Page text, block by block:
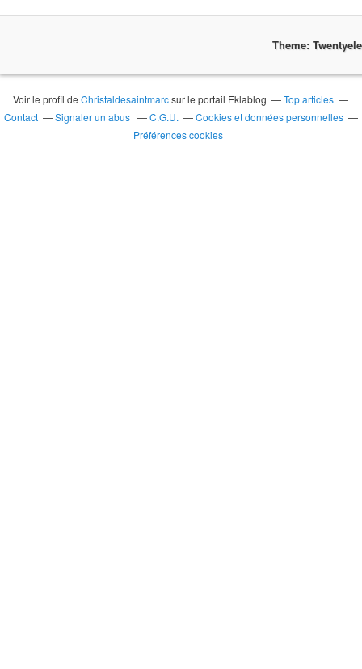
Theme:
Voir le profil deChristaldesaintmarcsur le portail Eklablog
Top articles
Contact
Signaler un abus C.G.U.
Cookies et données personnelles
Préférences cookies